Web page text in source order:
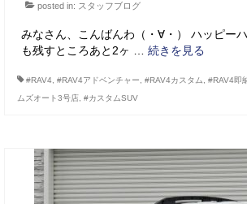
posted in: スタッフブログ
みなさん、こんばんわ（・∀・） ハッピー
も残すところあと2ヶ … 続きを見る
#RAV4 #RAV4アドベンチャー #RAV4カスタム #RAV4即
ムズオート3号店 #カスタムSUV